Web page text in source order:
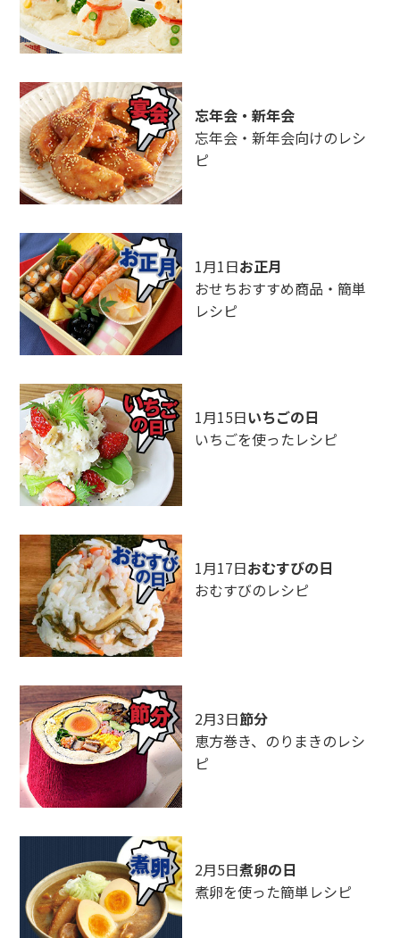
忘年会・新年会
忘年会・新年会向けのレシ
ピ
1月1日お正月
おせちおすすめ商品・簡単
レシピ
1月15日いちごの日
いちごを使ったレシピ
1月17日おむすびの日
おむすびのレシピ
2月3日節分
恵方巻き、のりまきのレシ
ピ
2月5日煮卵の日
煮卵を使った簡単レシピ